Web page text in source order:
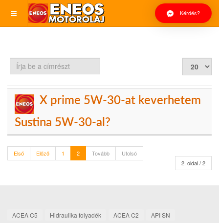
Kérdés?
Írja
a
X prime 5W-30-at keverhetem
Sustina 5W-30-al?
2. oldal / 2
Első Előző 1 2 Tovább Utolsó
ACEA C5 Hidraulika folyadék ACEA C2
API SN